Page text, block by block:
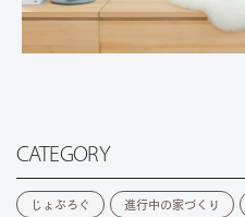
CATEGORY
じょぶろぐ 進行中の家づくり